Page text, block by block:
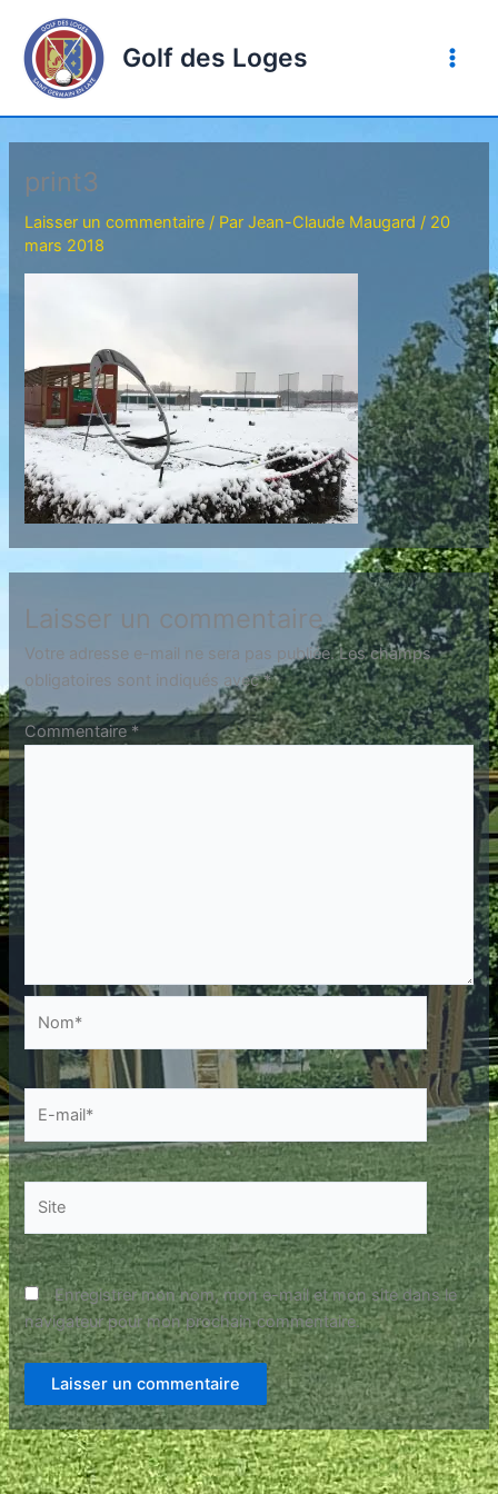
contenu
Golf des Loges
print3
Laisser un commentaire / ParJean-Claude Maugard / 20
mars 2018
Laisser un commentaire
Votre adresse e-mail ne sera pas publiée. Les champs
obligatoires sont indiqués avec*
Commentaire*
Nom*
E-
mail*
Enregistrer mon nom, mon e-mail et mon site dans le
navigateur pour mon prochain commentaire.